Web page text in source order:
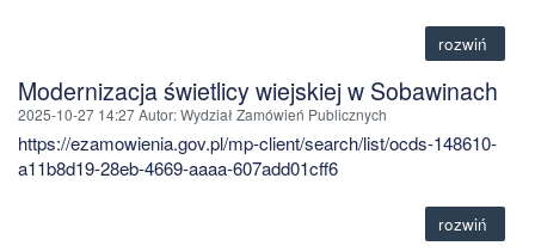
rozwiń
Modernizacja świetlicy wiejskiej w Sobawinach
2025-10-27 14:27Autor: Wydział Zamówień Publicznych
https://ezamowienia.gov.pl/mp-client/search/list/ocds-148610-
a11b8d19-28eb-4669-aaaa-607add01cff6
rozwiń